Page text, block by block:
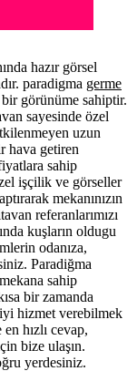
hazır görsel
paradigma germe
görünüme sahiptir.
sayesinde özel
uzun
hava getiren
sahip
işçilik ve görseller
mekanınızın
referanlarımızı
kuşların oldugu
odanıza,
Paradiğma
sahip
bir zamanda
iyi hizmet verebilmek
hızlı cevap,
bize ulaşın.
yerdesiniz.